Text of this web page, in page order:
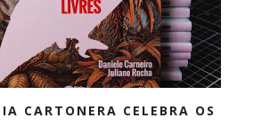
CARTONERA CELEBRA OS